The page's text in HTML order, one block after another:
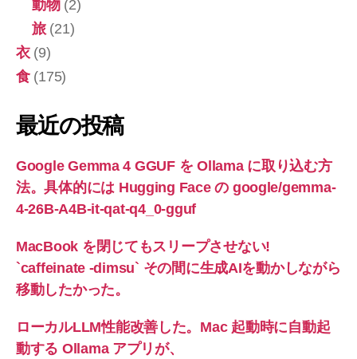
動物(2)
旅(21)
衣(9)
食(175)
最近の投稿
Google Gemma 4 GGUF を Ollama に取り込む方
法。具体的には Hugging Face の google/gemma-
4-26B-A4B-it-qat-q4_0-gguf
MacBook を閉じてもスリープさせない!
`caffeinate -dimsu` その間に生成AIを動かしながら
移動したかった。
ローカルLLM性能改善した。Mac 起動時に自動起
動する Ollama アプリが、